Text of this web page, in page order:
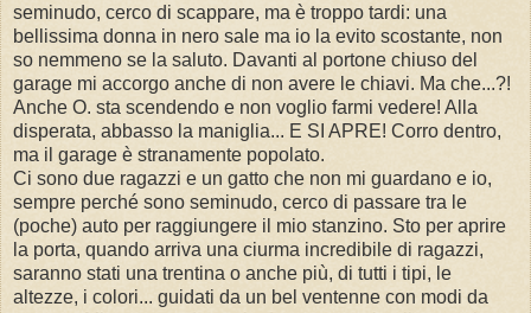
seminudo, cerco di scappare, ma è troppo tardi: una
bellissima donna in nero sale ma io la evito scostante, non
so nemmeno se la saluto. Davanti al portone chiuso del
garage mi accorgo anche di non avere le chiavi. Ma che...?!
Anche O. sta scendendo e non voglio farmi vedere! Alla
disperata, abbasso la maniglia... E SI APRE! Corro dentro,
ma il garage è stranamente popolato.
Ci sono due ragazzi e un gatto che non mi guardano e io,
sempre perché sono seminudo, cerco di passare tra le
(poche) auto per raggiungere il mio stanzino. Sto per aprire
la porta, quando arriva una ciurma incredibile di ragazzi,
saranno stati una trentina o anche più, di tutti i tipi, le
altezze, i colori... guidati da un bel ventenne con modi da